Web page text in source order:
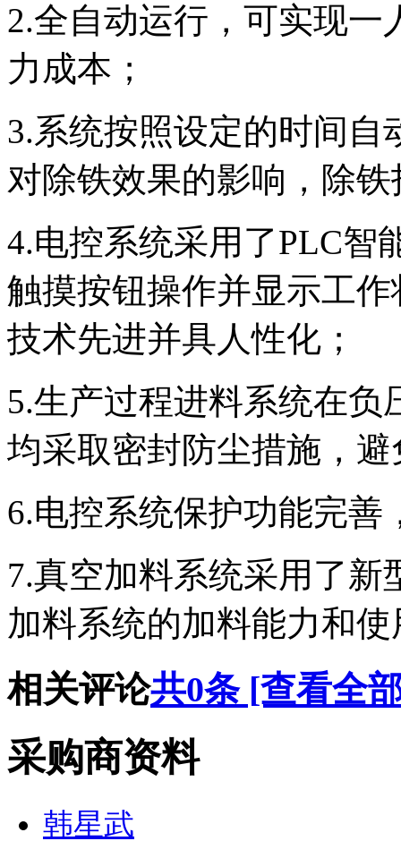
2.全自动运行，可实现一
力成本 ；
3.系统按照设定的时间自
对除铁效果的影响，除
4.电控系统采用了PLC智
触摸按钮操作并显示工
技术先进并具人性化；
5.生产过程进料系统在
均采取密封防尘措施，
6.电控系统保护功能完善
7.真空加料系统采用了新
加料系统的加料能力和
相关评论共0条 [查看全
采购商资料
韩星武